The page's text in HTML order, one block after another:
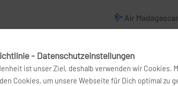
Air Madagascar
Airlines AMC Airlines
- Datenschutzeinstellungen
ist unser Ziel, deshalb verwenden wir Cookies.
Cookies, um unsere Webseite für Dich optimal zu